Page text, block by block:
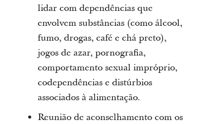
lidar com dependências que
envolvem substâncias (como álcool,
fumo, drogas, café e chá preto),
jogos de azar, pornografia,
comportamento sexual impróprio,
codependências e distúrbios
associados à alimentação.
Reunião de aconselhamento com os